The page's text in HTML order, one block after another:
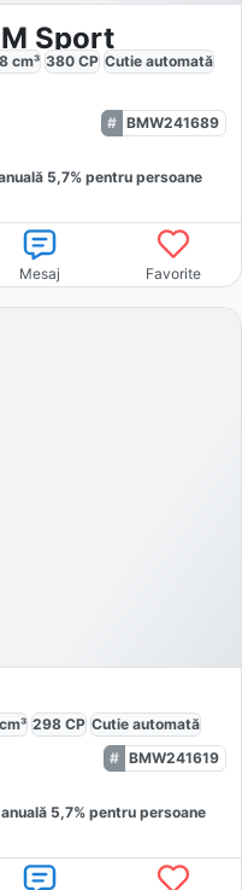
Sport
cm³ 380 CP Cutie automată
BMW241689
5,7% pentru persoane
Mesaj Favorite
cm³ 298 CP Cutie automată
BMW241619
anuală 5,7% pentru persoane